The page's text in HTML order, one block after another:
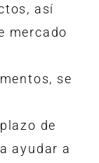
así
mercado
se
de
ayudar a